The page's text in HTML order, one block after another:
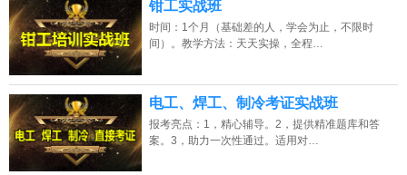
钳工实战班
时间：1个月（基础差的人，学会为止，不限时
间）。教学方法：天天实操，全程…
电工、焊工、制冷考证实战班
报考亮点：1，精心辅导。2，提供精准题库和答
案。3，助力一次性通过。适用对…